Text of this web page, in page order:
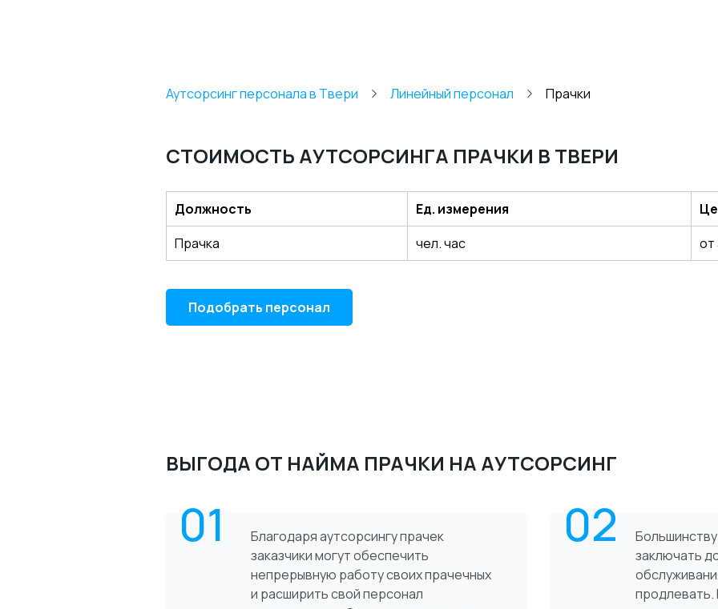
Аутсорсинг персонала в Твери Линейный персонал Прачки
СТОИМОСТЬ АУТСОРСИНГА ПРАЧКИ В ТВЕРИ
Должность Ед. измерения
Прачка
чел. час от
Подобрать персонал
ВЫГОДА ОТ НАЙМА ПРАЧКИ НА АУТСОРСИНГ
01
Благодаря аутсорсингу прачек
заказчики могут обеспечить
непрерывную работу своих прачечных
и расширить свой персонал
02
заключать
продлевать.